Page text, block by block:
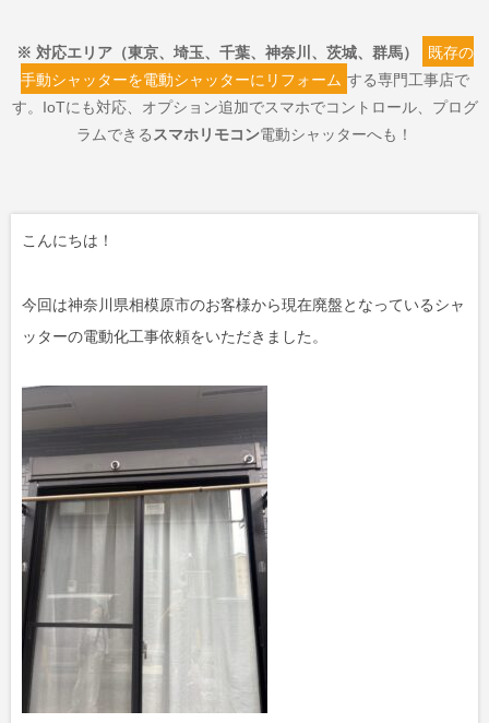
※ 対応エリア（東京、埼玉、千葉、神奈川、茨城、群馬）
既存の
手動シャッターを電動シャッターにリフォーム する専門工事店で
す。IoTにも対応、オプション追加でスマホでコントロール、プログ
ラムできる スマホリモコン電動シャッターへも！
こんにちは！
今回は神奈川県相模原市のお客様から現在廃盤となっているシャ
ッターの電動化工事依頼をいただきました。